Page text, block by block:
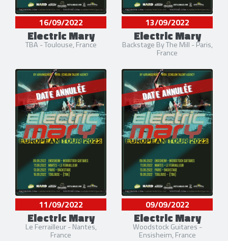
16/09/2022
Electric Mary
TBA - Toulouse, France
13/09/2022
Electric Mary
Backstage By The Mill - Paris,
France
11/09/2022
Electric Mary
Le Ferrailleur - Nantes,
France
DATE ANNULÉE
09/09/2022
Electric Mary
Woodstock Guitares -
Ensisheim, France
DATE ANNULÉE